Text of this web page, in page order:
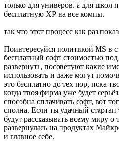
только для универов. а для школ
бесплатную ХР на все компы.
так что этот процесс как раз
Поинтересуйся политикой MS в
бесплатный софт стоимостью
развернуть, посоветуют какие
использовать и даже могут
это бесплатно до тех пор, пока
когда твоя фирма уже будет
способна оплачивать софт, вот
сполна. Если ты удачный стартап
будут рассказывать всему миру
развернулась на продуктах
и главное себе.